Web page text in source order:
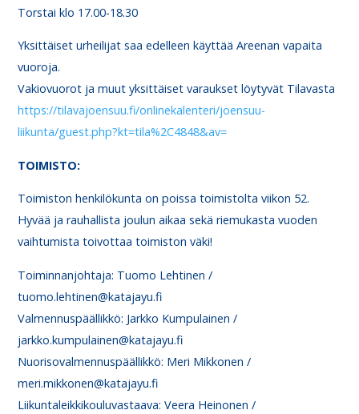
Torstai klo 17.00-18.30
Yksittäiset urheilijat saa edelleen käyttää Areenan vapaita
vuoroja.
Vakiovuorot ja muut yksittäiset varaukset löytyvät Tilavasta
https://tilavajoensuu.fi/onlinekalenteri/joensuu-
liikunta/guest.php?kt=tila%2C4848&av=
TOIMISTO:
Toimiston henkilökunta on poissa toimistolta viikon 52.
Hyvää ja rauhallista joulun aikaa sekä riemukasta vuoden
vaihtumista toivottaa toimiston väki!
Toiminnanjohtaja: Tuomo Lehtinen /
tuomo.lehtinen@katajayu.fi
Valmennuspäällikkö: Jarkko Kumpulainen /
jarkko.kumpulainen@katajayu.fi
Nuorisovalmennuspäällikkö: Meri Mikkonen /
meri.mikkonen@katajayu.fi
Liikuntaleikkikouluvastaava: Veera Heinonen /